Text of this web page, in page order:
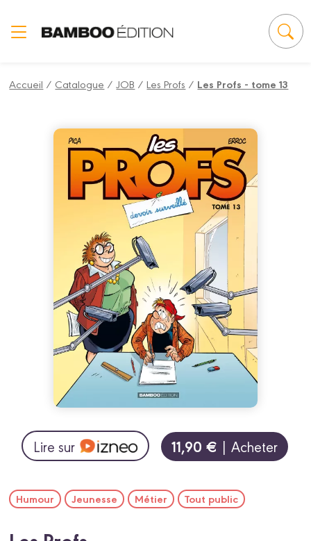
Accueil / Catalogue /JOB /Les Profs / Les Profs - tome 13
Lire sur 11,90 € | Acheter
Humour Jeunesse Métier Tout public